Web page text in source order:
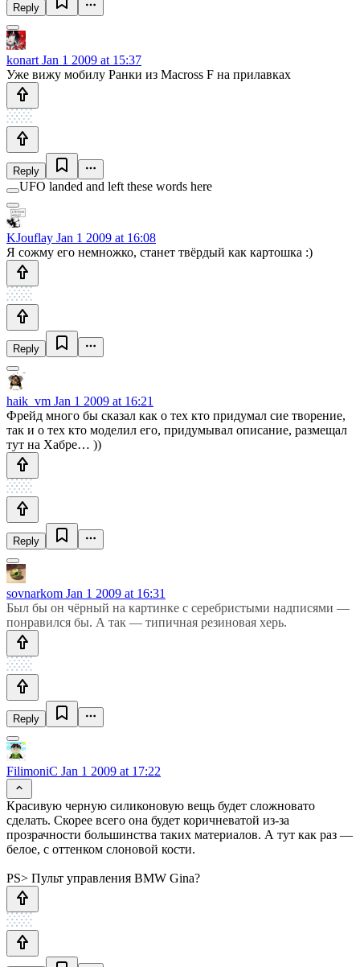
Reply
konart Jan 1 2009 at 15:37
Уже вижу мобилу Ранки из Macross F на прилавках
Reply
UFO landed and left these words here
KJouflay Jan 1 2009 at 16:08
Я сожму его немножко, станет твёрдый как картошка :)
Reply
haik_vm Jan 1 2009 at 16:21
Фрейд много бы сказал как о тех кто придумал сие творение,
так и о тех кто моделил его, придумывал описание, размещал
тут на Хабре… ))
Reply
sovnarkom Jan 1 2009 at 16:31
Был бы он чёрный на картинке с серебристыми надписями —
понравился бы. А так — типичная резиновая херь.
Reply
FilimoniC Jan 1 2009 at 17:22
Красивую черную силиконовую вещь будет сложновато
сделать. Скорее всего она будет коричневатой из-за
прозрачности большинства таких материалов. А тут как раз —
белое, с оттенком слоновой кости.
PS> Пульт управления BMW Gina?